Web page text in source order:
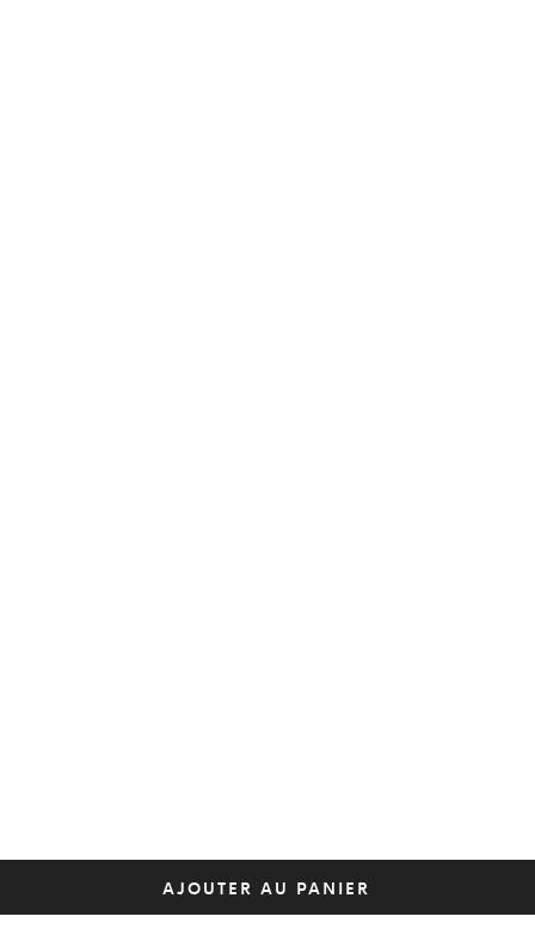
AJOUTER AU PANIER